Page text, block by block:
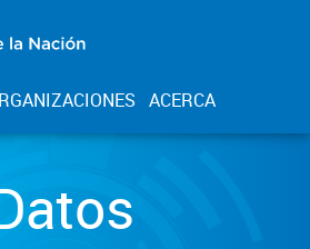
ACERCA